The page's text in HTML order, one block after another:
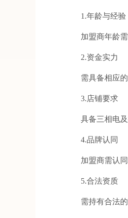
1.年龄与经验
加盟商年龄需在
2.资金实力
需具备相应的
3.店铺要求
具备三相电及
4.品牌认同
加盟商需认同
5.合法资质
需持有合法的